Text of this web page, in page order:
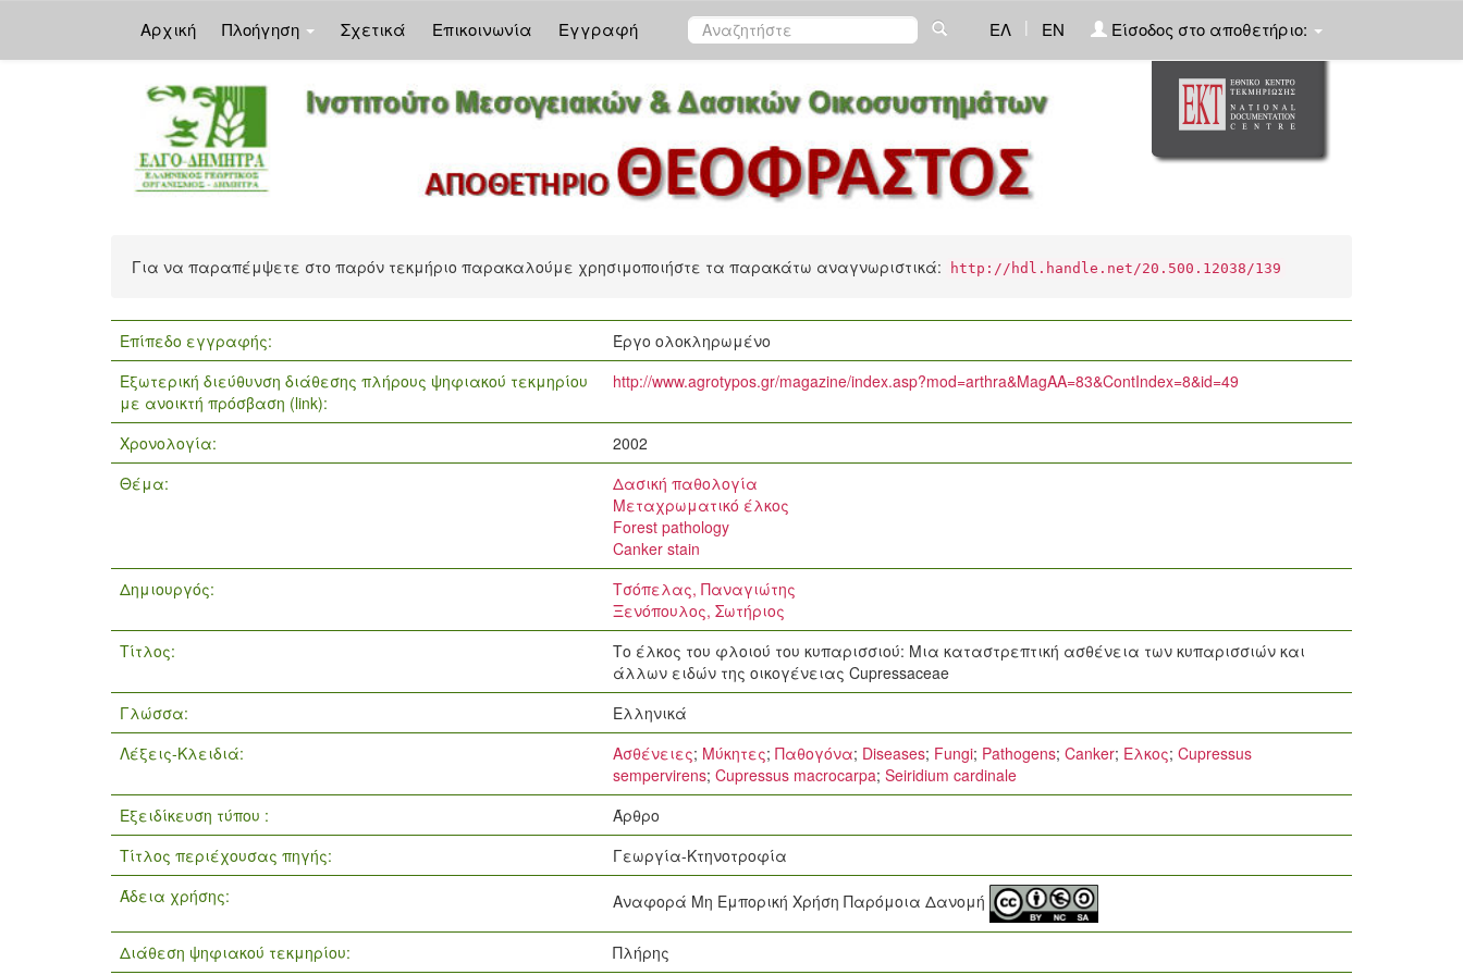
Αρχική Πλοήγηση Σχετικά Επικοινωνία Εγγραφή ΕΛ | EN Είσοδος στο αποθετήριο:
Για να παραπέμψετε στο παρόν τεκμήριο παρακαλούμε χρησιμοποιήστε τα παρακάτω αναγνωριστικά: http://hdl.handle.net/20.500.12038/139
Επίπεδο εγγραφής:
Έργο ολοκληρωμένο
Εξωτερική διεύθυνση διάθεσης πλήρους ψηφιακού τεκμηρίου
με ανοικτή πρόσβαση (link):
http://www.agrotypos.gr/magazine/index.asp?mod=arthra&MagAA=83&ContIndex=8&id=49
Χρονολογία:
2002
Θέμα:
Δασική παθολογία
Μεταχρωματικό έλκος
Forest pathology
Canker stain
Δημιουργός:
Τσόπελας, Παναγιώτης
Ξενόπουλος, Σωτήριος
Τίτλος:
Το έλκος του φλοιού του κυπαρισσιού: Μια καταστρεπτική ασθένεια των κυπαρισσιών και
άλλων ειδών της οικογένειας Cupressaceae
Γλώσσα:
Ελληνικά
Λέξεις-Κλειδιά:
Ασθένειες; Μύκητες; Παθογόνα; Diseases; Fungi; Pathogens; Canker; Ελκος; Cupressus
sempervirens; Cupressus macrocarpa; Seiridium cardinale
Εξειδίκευση τύπου :
Άρθρο
Τίτλος περιέχουσας πηγής:
Γεωργία-Κτηνοτροφία
Άδεια χρήσης:
Αναφορά Μη Εμπορική Χρήση Παρόμοια Δανομή
Διάθεση ψηφιακού τεκμηρίου:
Πλήρης